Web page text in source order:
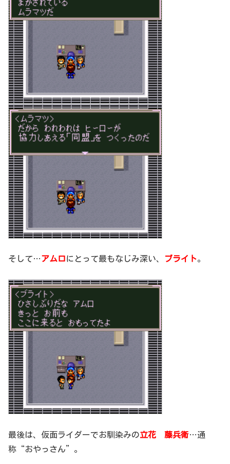
そして…アムロ にとって最もなじみ深い、 ブライト。
最後は、仮面ライダーでお馴染みの立花 藤兵衛…通
称“おやっさん”。